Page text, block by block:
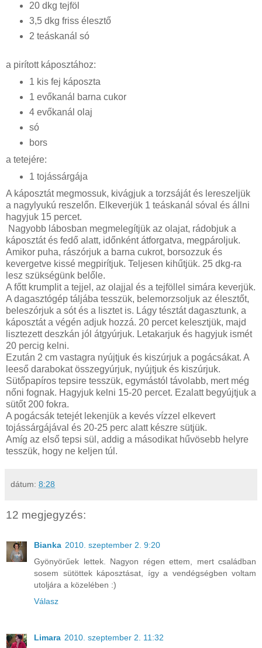
20 dkg tejföl
3,5 dkg friss élesztő
2 teáskanál só
a pirított káposztához:
1 kis fej káposzta
1 evőkanál barna cukor
4 evőkanál olaj
só
bors
a tetejére:
1 tojássárgája
A káposztát megmossuk, kivágjuk a torzsáját és lereszeljük
a nagylyukú reszelőn. Elkeverjük 1 teáskanál sóval és állni
hagyjuk 15 percet.
Nagyobb lábosban megmelegítjük az olajat, rádobjuk a
káposztát és fedő alatt, időnként átforgatva, megpároljuk.
Amikor puha, rászórjuk a barna cukrot, borsozzuk és
kevergetve kissé megpirítjuk. Teljesen kihűtjük. 25 dkg-ra
lesz szükségünk belőle.
A főtt krumplit a tejjel, az olajjal és a tejföllel simára keverjük.
A dagasztógép táljába tesszük, belemorzsoljuk az élesztőt,
beleszórjuk a sót és a lisztet is. Lágy tésztát dagasztunk, a
káposztát a végén adjuk hozzá. 20 percet kelesztjük, majd
lisztezett deszkán jól átgyúrjuk. Letakarjuk és hagyjuk ismét
20 percig kelni.
Ezután 2 cm vastagra nyújtjuk és kiszúrjuk a pogácsákat. A
leeső darabokat összegyúrjuk, nyújtjuk és kiszúrjuk.
Sütőpapíros tepsire tesszük, egymástól távolabb, mert még
nőni fognak. Hagyjuk kelni 15-20 percet. Ezalatt begyújtjuk a
sütőt 200 fokra.
A pogácsák tetejét lekenjük a kevés vízzel elkevert
tojássárgájával és 20-25 perc alatt készre sütjük.
Amíg az első tepsi sül, addig a másodikat hűvösebb helyre
tesszük, hogy ne keljen túl.
dátum: 8:28
12 megjegyzés:
Bianka 2010. szeptember 2. 9:20
Gyönyörűek lettek. Nagyon régen ettem, mert családban
sosem sütöttek káposztásat, így a vendégségben voltam
utoljára a közelében :)
Válasz
Limara 2010. szeptember 2. 11:32